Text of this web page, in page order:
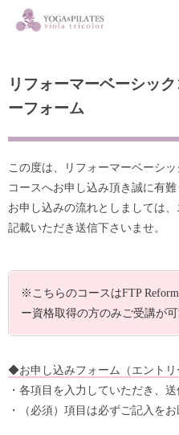
リフォーマーベーシッ
ーフォーム
この度は、リフォーマーベーシ
コースへお申し込み頂き誠に有難
お申し込みの流れとしましては
記載いただき送信下さいませ。
※こちらのコースはFTP
ー資格取得の方のみご受講が可
◆お申し込みフォーム（エントリ
・各項目を入力していただき、送
・（必須）項目は必ずご記入をお